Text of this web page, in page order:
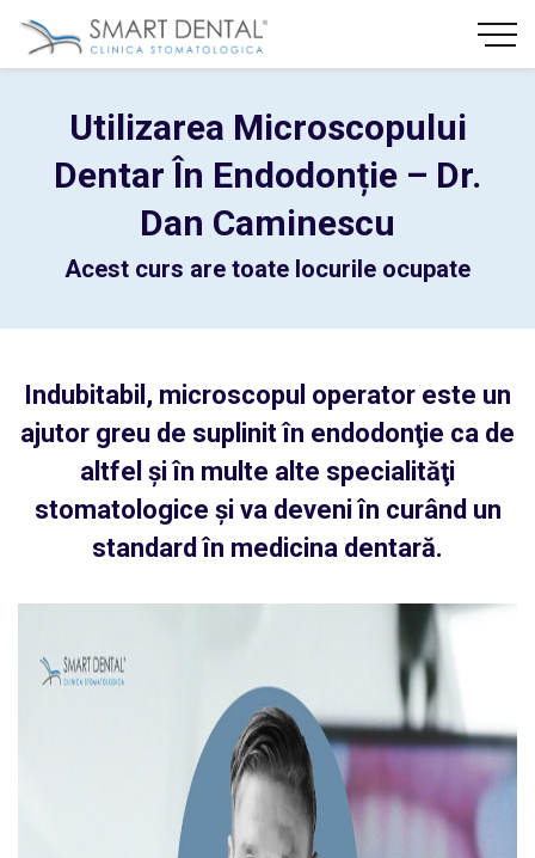
Utilizarea Microscopului
Dentar În Endodonție – Dr.
Dan Caminescu
Acest curs are toate locurile ocupate
Indubitabil, microscopul operator este un
ajutor greu de suplinit în endodonţie ca de
altfel şi în multe alte specialităţi
stomatologice şi va deveni în curând un
standard în medicina dentară.